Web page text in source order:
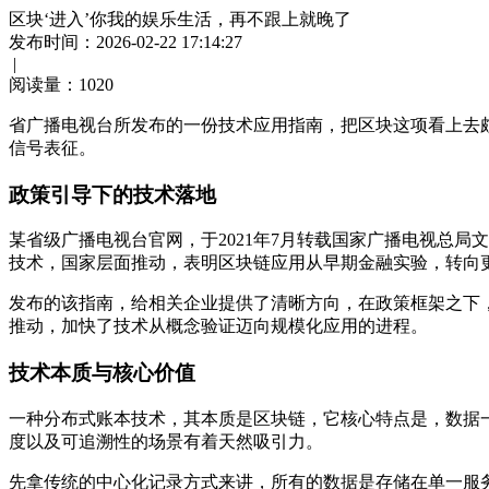
区块‘进入’你我的娱乐生活，再不跟上就晚了
发布时间：2026-02-22 17:14:27
|
阅读量： 1020
省广播电视台所发布的一份技术应用指南，把区块这项看上
信号表征。
政策引导下的技术落地
某省级广播电视台官网，于2021年7月转载国家广播电视总
技术，国家层面推动，表明区块链应用从早期金融实验，转
发布的该指南，给相关企业提供了清晰方向，在政策框架之
推动，加快了技术从概念验证迈向规模化应用的进程。
技术本质与核心价值
一种分布式账本技术，其本质是区块链，它核心特点是，数
度以及可追溯性的场景有着天然吸引力。
先拿传统的中心化记录方式来讲，所有的数据是存储在单一